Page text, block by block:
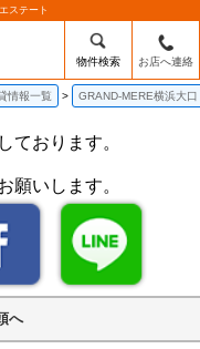
ステート
物件検索 お店へ連絡
情報一覧 GRAND-MERE横浜大
ております。
願いします。
へ